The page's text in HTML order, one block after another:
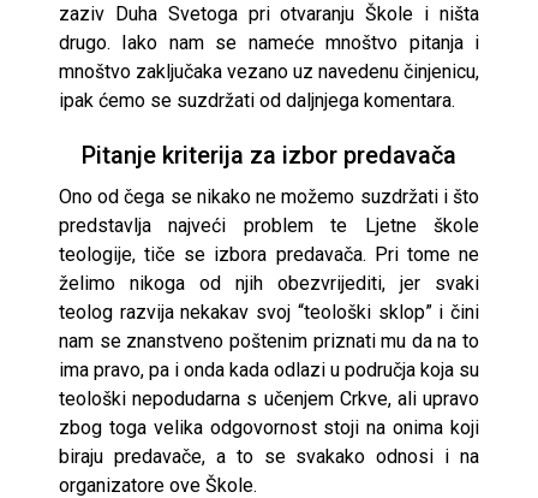
zaziv Duha Svetoga pri otvaranju Škole i ništa
drugo. Iako nam se nameće mnoštvo pitanja i
mnoštvo zaključaka vezano uz navedenu činjenicu,
ipak ćemo se suzdržati od daljnjega komentara.
Pitanje kriterija za izbor predavača
Ono od čega se nikako ne možemo suzdržati i što
predstavlja najveći problem te Ljetne škole
teologije, tiče se izbora predavača. Pri tome ne
želimo nikoga od njih obezvrijediti, jer svaki
teolog razvija nekakav svoj “teološki sklop” i čini
nam se znanstveno poštenim priznati mu da na to
ima pravo, pa i onda kada odlazi u područja koja su
teološki nepodudarna s učenjem Crkve, ali upravo
zbog toga velika odgovornost stoji na onima koji
biraju predavače, a to se svakako odnosi i na
organizatore ove Škole.